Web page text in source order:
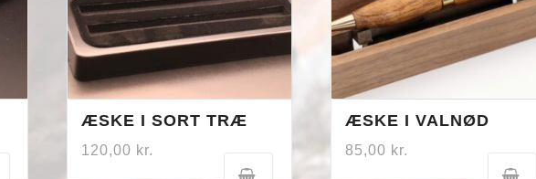
ÆSKE I SORT TRÆ
120,00 kr.
ÆSKE I VALNØD
85,00 kr.